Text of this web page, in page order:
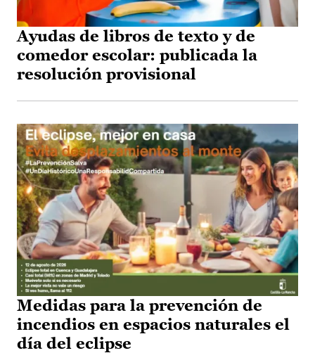
Ayudas de libros de texto y de
comedor escolar: publicada la
resolución provisional
Medidas para la prevención de
incendios en espacios naturales el
día del eclipse